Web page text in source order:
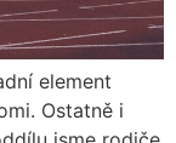
element
Ostatně i